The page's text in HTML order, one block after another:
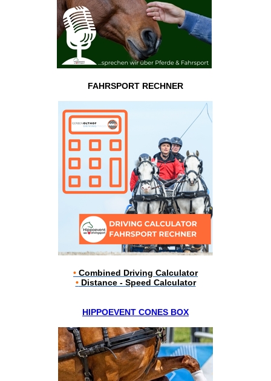
FAHRSPORT RECHNER
• Combined Driving Calculator
•Distance - Speed Calculator
HIPPOEVENT CONES BOX